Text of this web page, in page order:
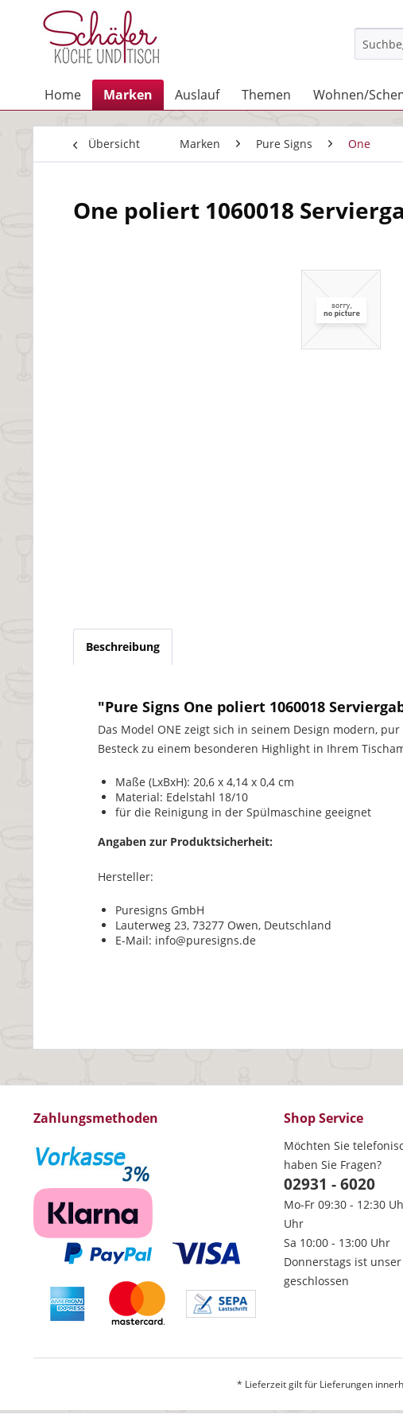
Home Marken Auslauf Themen Wohnen/
Übersicht Marken Pure Signs One
One poliert 1060018
Beschreibung
"Pure Signs One poliert 1060018
Das Model ONE zeigt sich in seinem Design modern,
Besteck zu einem besonderen Highlight in Ihrem
Maße (LxBxH): 20,6 x 4,14 x 0,4 cm
Material: Edelstahl 18/10
für die Reinigung in der Spülmaschine geeignet
Angaben zur Produktsicherheit:
Hersteller:
Puresigns GmbH
Lauterweg 23, 73277 Owen, Deutschland
E-Mail: info@puresigns.de
Zahlungsmethoden Shop Service
Möchten Sie
haben Sie Fragen?
02931 - 6020
Mo-Fr 09:30 - 12:30
Uhr
Sa 10:00 - 13:00 Uhr
Donnerstags ist
geschlossen
* Lieferzeit gilt für Lieferungen